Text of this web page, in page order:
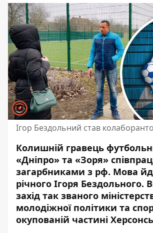
Ігор Бездольний став
Колишній гравець
«Дніпро» та «Зоря»
загарбниками з рф. Мова
річного Ігоря Бездольного.
захід так званого
молодіжної політики та
окупованій частині